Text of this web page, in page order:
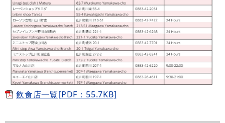
飲食店一覧[PDF：55.7KB]